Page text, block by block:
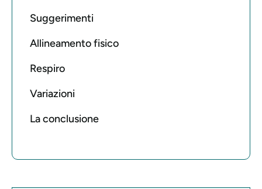
Suggerimenti
Allineamento fisico
Respiro
Variazioni
La conclusione